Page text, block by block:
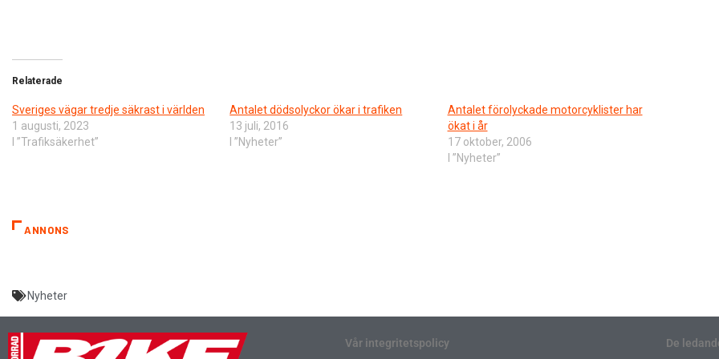
Relaterade
Sveriges vägar tredje säkrast i världen
1 augusti, 2023
I ”Trafiksäkerhet”
Antalet dödsolyckor ökar i trafiken
13 juli, 2016
I ”Nyheter”
Antalet förolyckade motorcyklister har
ökat i år
17 oktober, 2006
I ”Nyheter”
ANNONS
Nyheter
Vår integritetspolicy De